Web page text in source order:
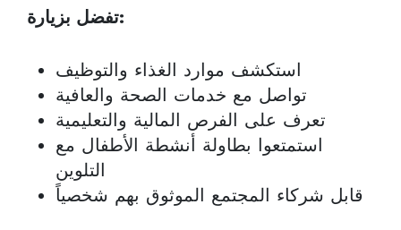
تفضل بزيارة:
استكشف موارد الغذاء والتوظيف
تواصل مع خدمات الصحة والعافية
تعرف على الفرص المالية والتعليمية
استمتعوا بطاولة أنشطة الأطفال مع
التلوين
قابل شركاء المجتمع الموثوق بهم شخصياً